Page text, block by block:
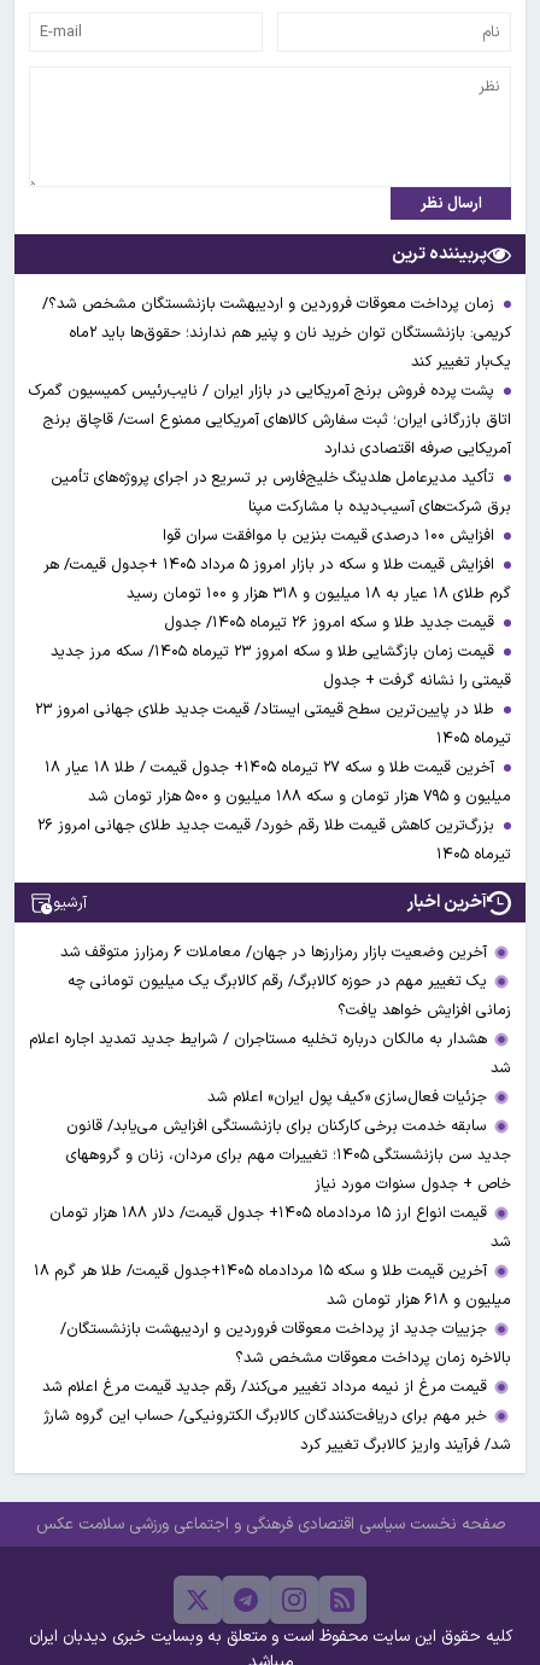
ارسال نظر
پربیننده ترین
زمان پرداخت معوقات فروردین و اردیبهشت بازنشستگان مشخص شد؟/
کریمی: بازنشستگان توان خرید نان و پنیر هم ندارند؛ حقوق‌ها باید ۲ماه
یک‌بار تغییر کند
پشت پرده فروش برنج آمریکایی در بازار ایران / نایب‌رئیس کمیسیون گمرک
اتاق بازرگانی ایران؛ ثبت سفارش کالاهای آمریکایی ممنوع است/ قاچاق برنج
آمریکایی صرفه اقتصادی ندارد
تأکید مدیرعامل هلدینگ خلیج‌فارس بر تسریع در اجرای پروژه‌های تأمین
برق شرکت‌های آسیب‌دیده با مشارکت مپنا
افزایش ۱۰۰ درصدی قیمت بنزین با موافقت سران قوا
افزایش قیمت طلا و سکه در بازار امروز ۵ مرداد ۱۴۰۵ +جدول قیمت/ هر
گرم طلای ۱۸ عیار به ۱۸ میلیون و ۳۱۸ هزار و ۱۰۰ تومان رسید
قیمت جدید طلا و سکه امروز ۲۶ تیرماه ۱۴۰۵/ جدول
قیمت زمان بازگشایی طلا و سکه امروز ۲۳ تیرماه ۱۴۰۵/ سکه مرز جدید
قیمتی را نشانه گرفت + جدول
طلا در پایین‌ترین سطح قیمتی ایستاد/ قیمت جدید طلای جهانی امروز ۲۳
تیرماه ۱۴۰۵
آخرین قیمت طلا و سکه ۲۷ تیرماه ۱۴۰۵+ جدول قیمت / طلا ۱۸ عیار ۱۸
میلیون و ۷۹۵ هزار تومان و سکه ۱۸۸ میلیون و ۵۰۰ هزار تومان شد
بزرگ‌ترین کاهش قیمت طلا رقم خورد/ قیمت جدید طلای جهانی امروز ۲۶
تیرماه ۱۴۰۵
آخرین اخبار آرشیو
آخرین وضعیت بازار رمزارزها در جهان/ معاملات ۶ رمزارز متوقف شد
یک تغییر مهم در حوزه کالابرگ/ رقم کالابرگ یک میلیون تومانی چه
زمانی افزایش خواهد یافت؟
هشدار به مالکان درباره تخلیه مستاجران / شرایط جدید تمدید اجاره اعلام
شد
جزئیات فعال‌سازی «کیف پول ایران» اعلام شد
سابقه خدمت برخی کارکنان برای بازنشستگی افزایش می‌یابد/ قانون
جدید سن بازنشستگی ۱۴۰۵؛ تغییرات مهم برای مردان، زنان و گروههای
خاص + جدول سنوات مورد نیاز
قیمت انواع ارز ۱۵ مردادماه ۱۴۰۵+ جدول قیمت/ دلار ۱۸۸ هزار تومان
شد
آخرین قیمت طلا و سکه ۱۵ مردادماه ۱۴۰۵+جدول قیمت/ طلا هر گرم ۱۸
میلیون و ۶۱۸ هزار تومان شد
جزییات جدید از پرداخت معوقات فروردین و اردیبهشت بازنشستگان/
بالاخره زمان پرداخت معوقات مشخص شد؟
قیمت مرغ از نیمه مرداد تغییر می‌کند/ رقم جدید قیمت مرغ اعلام شد
خبر مهم برای دریافت‌کنندگان کالابرگ الکترونیکی/ حساب این گروه شارژ
شد/ فرآیند واریز کالابرگ تغییر کرد
صفحه نخست سیاسی اقتصادی فرهنگی و اجتماعی ورزشی سلامت عکس
کلیه حقوق این سایت محفوظ است و متعلق به وبسایت خبری دیدبان ایران